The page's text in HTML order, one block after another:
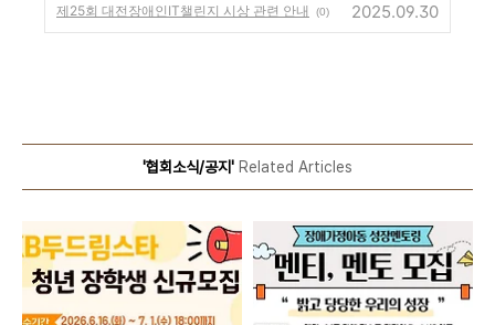
제25회 대전장애인IT챌린지 시상 관련 안내 (0) 2025.09.30
'협회소식/공지' Related Articles